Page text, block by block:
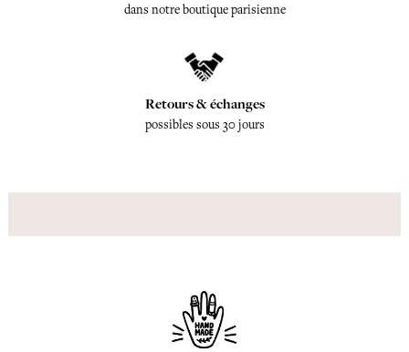
dans notre boutique parisienne
Retours & échanges
possibles sous 30 jours